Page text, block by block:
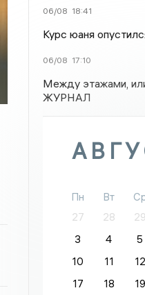
06/08 18:41
Курс юаня
06/08 17:10
Между этажами,
ЖУРНАЛ
Пн Вт
27
28 29
3
4 5
10
11 12
17
18 19